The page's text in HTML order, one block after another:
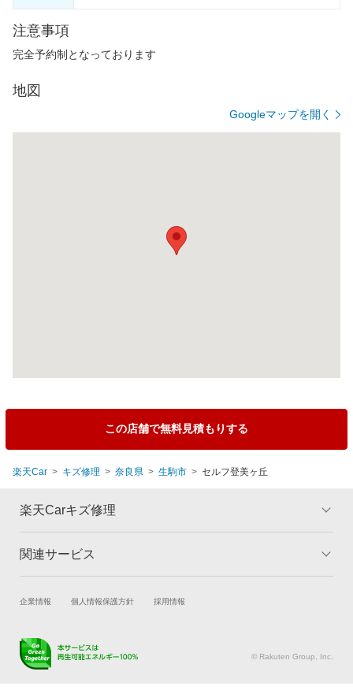
注意事項
完全予約制となっております
地図
Googleマップを開く
この店舗で無料見積もりする
楽天Car キズ修理 奈良県 生駒市 セルフ登美ヶ丘
楽天Carキズ修理
トップ
板金とは キャンペーン一覧
関連サービス
試乗・商談 新車購入
キズ修理予約
メンテナンス管理
企業情報 個人情報保護方針 採用情報
© Rakuten Group, Inc.